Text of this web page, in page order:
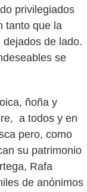
privilegiados
tanto que la
de lado.
se
ñoña y
a todos y en
pero, como
su patrimonio
Rafa
de anónimos